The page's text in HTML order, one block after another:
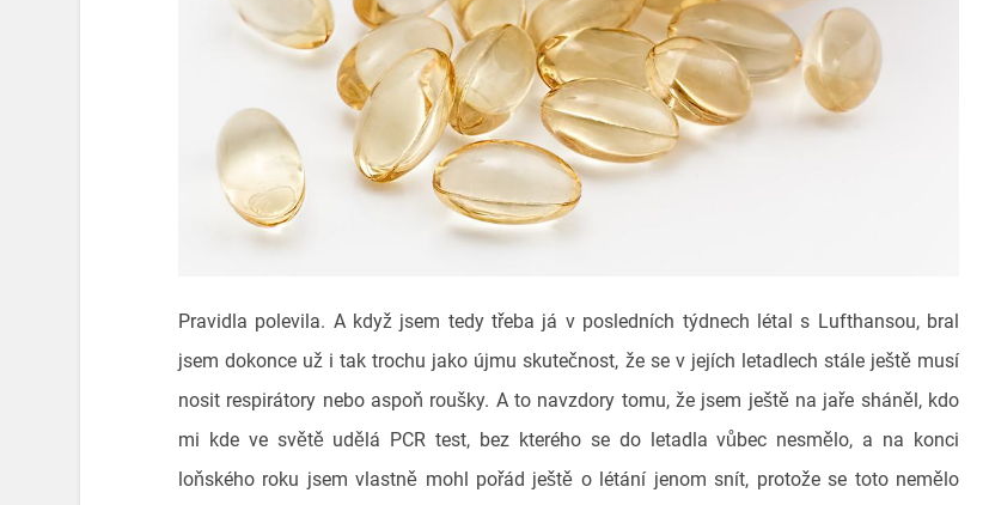
Pravidla polevila. A když jsem tedy třeba já v posledních týdnech létal s Lufthansou, bral
jsem dokonce už i tak trochu jako újmu skutečnost, že se v jejích letadlech stále ještě musí
nosit respirátory nebo aspoň roušky. A to navzdory tomu, že jsem ještě na jaře sháněl, kdo
mi kde ve světě udělá PCR test, bez kterého se do letadla vůbec nesmělo, a na konci
loňského roku jsem vlastně mohl pořád ještě o létání jenom snít, protože se toto nemělo